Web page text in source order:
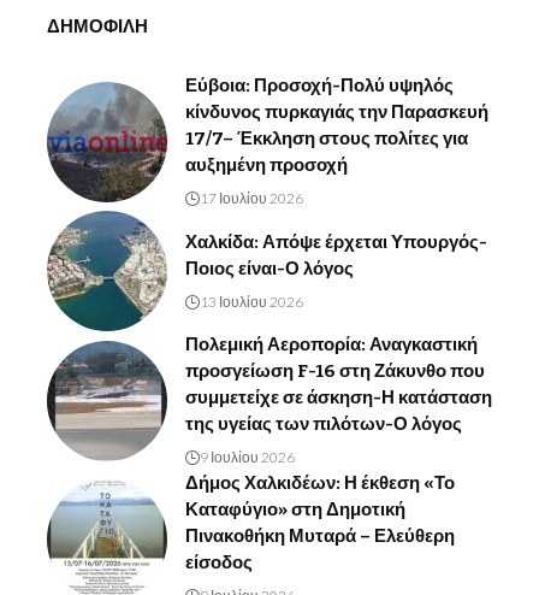
ΔΗΜΟΦΙΛΗ
Εύβοια: Προσοχή-Πολύ υψηλός
κίνδυνος πυρκαγιάς την Παρασκευή
17/7– Έκκληση στους πολίτες για
αυξημένη προσοχή
17 Ιουλίου 2026
Χαλκίδα: Απόψε έρχεται Υπουργός-
Ποιος είναι-Ο λόγος
13 Ιουλίου 2026
Πολεμική Αεροπορία: Αναγκαστική
προσγείωση F-16 στη Ζάκυνθο που
συμμετείχε σε άσκηση-Η κατάσταση
της υγείας των πιλότων-Ο λόγος
9 Ιουλίου 2026
Δήμος Χαλκιδέων: Η έκθεση «Το
Καταφύγιο» στη Δημοτική
Πινακοθήκη Μυταρά – Ελεύθερη
είσοδος